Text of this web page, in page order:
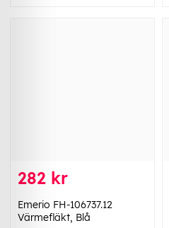
282 kr
Emerio FH-106737.12
Värmefläkt, Blå